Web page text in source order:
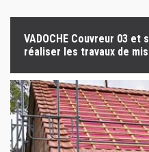
VADOCHE Couvreur 03
réaliser les travaux de